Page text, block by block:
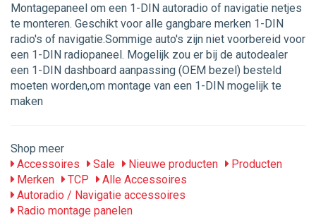
Montagepaneel om een 1-DIN autoradio of navigatie netjes
te monteren. Geschikt voor alle gangbare merken 1-DIN
radio's of navigatie.Sommige auto's zijn niet voorbereid voor
een 1-DIN radiopaneel. Mogelijk zou er bij de autodealer
een 1-DIN dashboard aanpassing (OEM bezel) besteld
moeten worden,om montage van een 1-DIN mogelijk te
maken
Shop meer
Accessoires
Sale Nieuwe producten
Producten
Merken
TCP
Alle Accessoires
Autoradio / Navigatie accessoires
Radio montage panelen